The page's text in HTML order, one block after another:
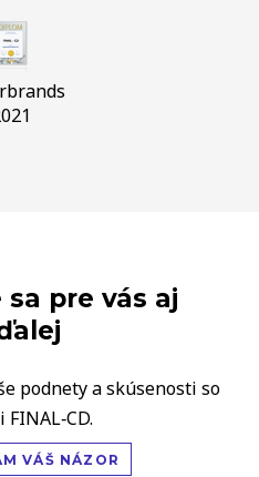
pre vás aj
podnety a skúsenosti so
VÁŠ NÁZOR